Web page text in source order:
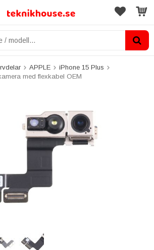
APPLE
iPhone 15 Plus
med flexkabel OEM